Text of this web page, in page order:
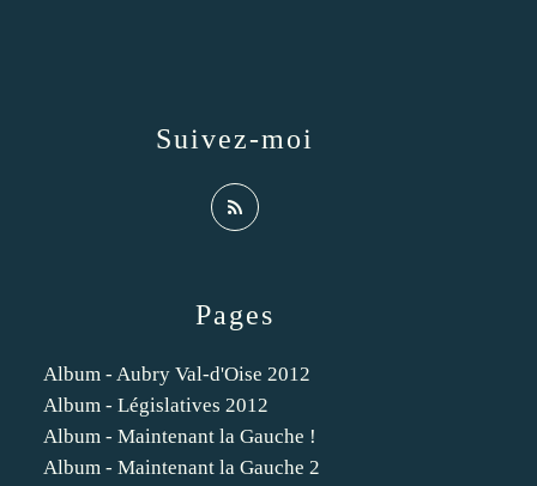
Pages
Album - Aubry Val-d'Oise 2012
Album - Législatives 2012
Album - Maintenant la Gauche !
Album - Maintenant la Gauche 2
Suivez-moi